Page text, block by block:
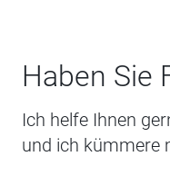
Haben Sie
Ich helfe Ihnen
und ich kümmere